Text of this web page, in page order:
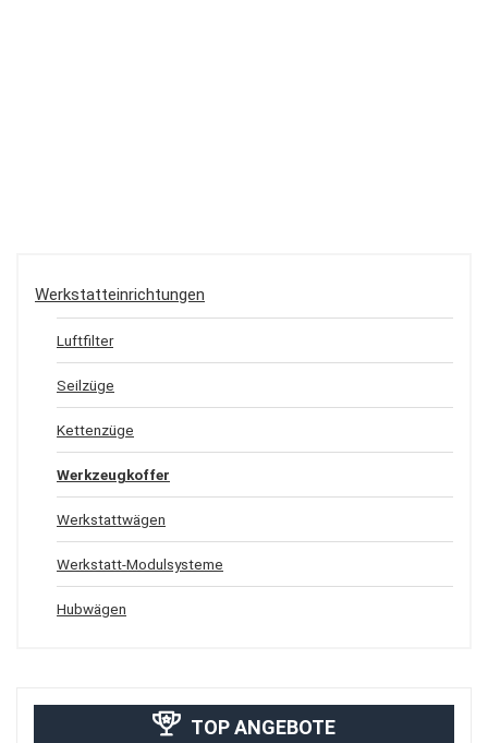
Werkstatteinrichtungen
Luftfilter
Seilzüge
Kettenzüge
Werkzeugkoffer
Werkstattwägen
Werkstatt-Modulsysteme
Hubwägen
TOP ANGEBOTE